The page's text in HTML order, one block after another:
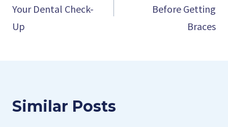
Your Dental Check-
Up
Before Getting
Braces
Similar Posts